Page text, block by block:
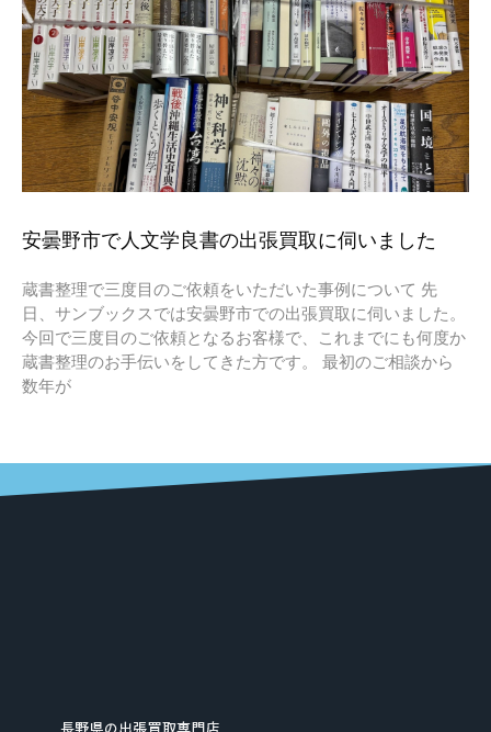
安曇野市で人文学良書の出張買取に伺いました
蔵書整理で三度目のご依頼をいただいた事例について 先
日、サンブックスでは安曇野市での出張買取に伺いました。
今回で三度目のご依頼となるお客様で、これまでにも何度か
蔵書整理のお手伝いをしてきた方です。 最初のご相談から
数年が